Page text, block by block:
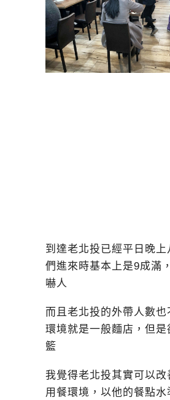
到達老北投已經平日晚上
們進來時基本上是9成滿
嚇人
而且老北投的外帶人數也
環境就是一般麵店，但是
籃
我覺得老北投其實可以改
用餐環境，以他的餐點水